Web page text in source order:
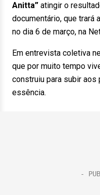
Anitta” atingir o
documentário, que trará
no dia 6 de março, na
Em entrevista coletiva
que por muito tempo
construiu para subir aos
essência.